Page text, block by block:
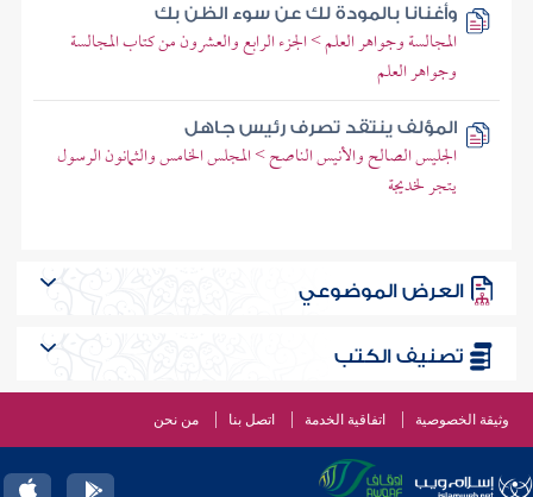
وأغنانا بالمودة لك عن سوء الظن بك
المجالسة وجواهر العلم > الجزء الرابع والعشرون من كتاب المجالسة
وجواهر العلم
المؤلف ينتقد تصرف رئيس جاهل
الجليس الصالح والأنيس الناصح > المجلس الخامس والثمانون الرسول
يتجر لخديجة
العرض الموضوعي
تصنيف الكتب
وثيقة الخصوصية اتفاقية الخدمة اتصل بنا من نحن